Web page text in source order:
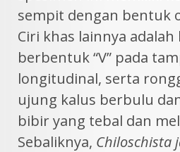
sempit dengan bentuk
Ciri khas lainnya
berbentuk “V” pada
longitudinal, serta
ujung kalus berbulu
bibir yang tebal dan
Sebaliknya, Chiloschista